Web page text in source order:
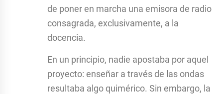
de poner en marcha una emisora de radio
consagrada, exclusivamente, a la
docencia.
En un principio, nadie apostaba por aquel
proyecto: enseñar a través de las ondas
resultaba algo quimérico. Sin embargo, la